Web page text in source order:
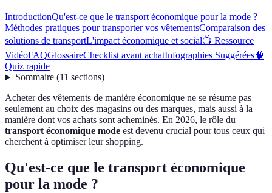
IntroductionQu'est-ce que le transport économique pour la mode ?
Méthodes pratiques pour transporter vos vêtementsComparaison des
solutions de transportL'impact économique et social📺 Ressource
VidéoFAQGlossaireChecklist avant achatInfographies Suggérées🧠
Quiz rapide
Sommaire(11 sections)
Acheter des vêtements de manière économique ne se résume pas
seulement au choix des magasins ou des marques, mais aussi à la
manière dont vos achats sont acheminés. En 2026, le rôle du
transport économique mode est devenu crucial pour tous ceux qui
cherchent à optimiser leur shopping.
Qu'est-ce que le transport économique
pour la mode ?